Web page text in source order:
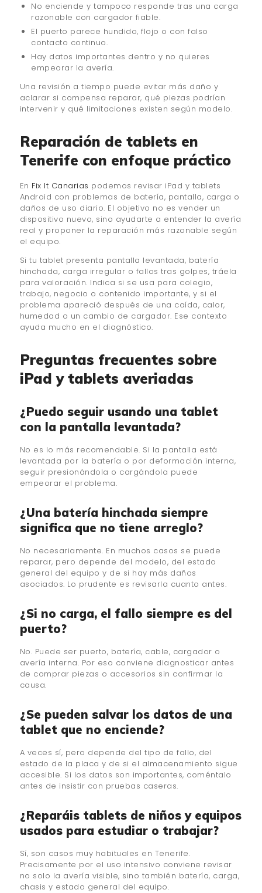
No enciende y tampoco responde tras una carga
razonable con cargador fiable.
El puerto parece hundido, flojo o con falso
contacto continuo.
Hay datos importantes dentro y no quieres
empeorar la avería.
Una revisión a tiempo puede evitar más daño y
aclarar si compensa reparar, qué piezas podrían
intervenir y qué limitaciones existen según modelo.
Reparación de tablets en
Tenerife con enfoque práctico
En Fix It Canarias podemos revisar iPad y tablets
Android con problemas de batería, pantalla, carga o
daños de uso diario. El objetivo no es vender un
dispositivo nuevo, sino ayudarte a entender la avería
real y proponer la reparación más razonable según
el equipo.
Si tu tablet presenta pantalla levantada, batería
hinchada, carga irregular o fallos tras golpes, tráela
para valoración. Indica si se usa para colegio,
trabajo, negocio o contenido importante, y si el
problema apareció después de una caída, calor,
humedad o un cambio de cargador. Ese contexto
ayuda mucho en el diagnóstico.
Preguntas frecuentes sobre
iPad y tablets averiadas
¿Puedo seguir usando una tablet
con la pantalla levantada?
No es lo más recomendable. Si la pantalla está
levantada por la batería o por deformación interna,
seguir presionándola o cargándola puede
empeorar el problema.
¿Una batería hinchada siempre
significa que no tiene arreglo?
No necesariamente. En muchos casos se puede
reparar, pero depende del modelo, del estado
general del equipo y de si hay más daños
asociados. Lo prudente es revisarla cuanto antes.
¿Si no carga, el fallo siempre es del
puerto?
No. Puede ser puerto, batería, cable, cargador o
avería interna. Por eso conviene diagnosticar antes
de comprar piezas o accesorios sin confirmar la
causa.
¿Se pueden salvar los datos de una
tablet que no enciende?
A veces sí, pero depende del tipo de fallo, del
estado de la placa y de si el almacenamiento sigue
accesible. Si los datos son importantes, coméntalo
antes de insistir con pruebas caseras.
¿Reparáis tablets de niños y equipos
usados para estudiar o trabajar?
Sí, son casos muy habituales en Tenerife.
Precisamente por el uso intensivo conviene revisar
no solo la avería visible, sino también batería, carga,
chasis y estado general del equipo.